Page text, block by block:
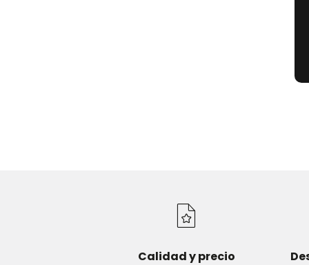
Calidad y precio